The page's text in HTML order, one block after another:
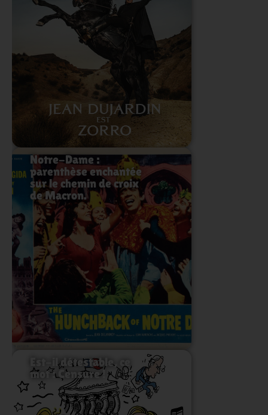
Lire l'article
Notre-Dame :
parenthèse enchantée
sur le chemin de croix
de Macron.
Lire l'article
Est-il détestable, ce
mot : Censure !